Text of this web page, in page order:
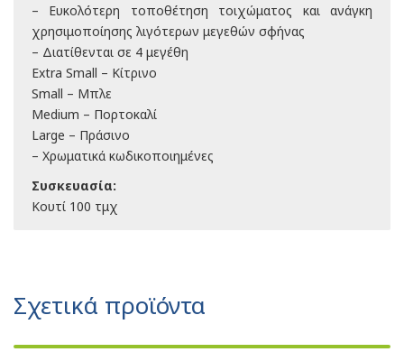
– Ευκολότερη τοποθέτηση τοιχώματος και ανάγκη
χρησιμοποίησης λιγότερων μεγεθών σφήνας
– Διατίθενται σε 4 μεγέθη
Extra Small – Κίτρινο
Small – Μπλε
Medium – Πορτοκαλί
Large – Πράσινο
– Χρωματικά κωδικοποιημένες
Συσκευασία:
Κουτί 100 τμχ
Σχετικά προϊόντα